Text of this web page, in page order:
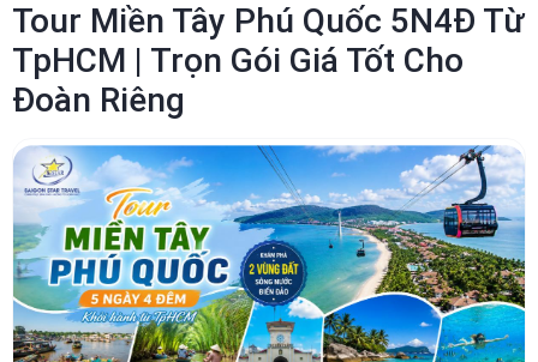
Tour Miền Tây Phú Quốc 5N4Đ Từ
TpHCM | Trọn Gói Giá Tốt Cho
Đoàn Riêng